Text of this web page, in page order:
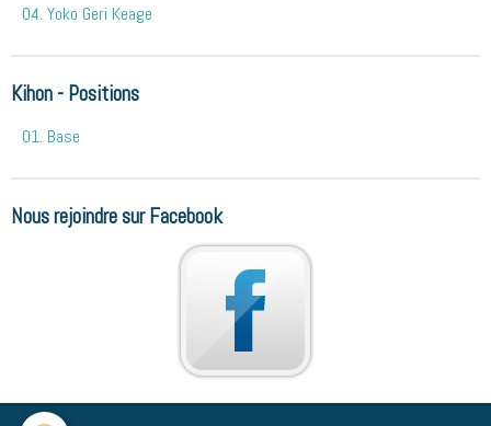
04. Yoko Geri Keage
Kihon - Positions
01. Base
Nous rejoindre sur Facebook